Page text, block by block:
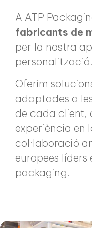
A ATP
fabricants de
per la nostra
personalització.
Oferim
adaptades a
de cada client,
experiència en
col·laboració
europees líders
packaging.